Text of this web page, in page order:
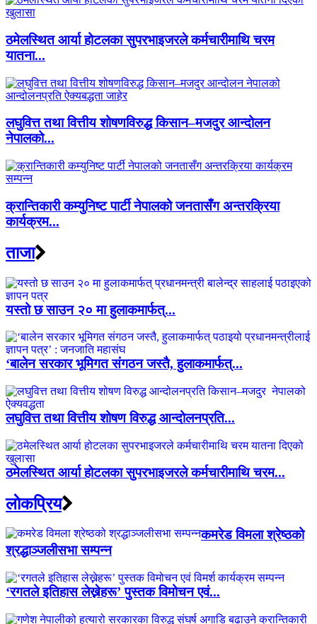
ठमेलस्थित आर्या होटलका सुपरभाइजरले कर्मचारीमाथि चरम
यातना...
लघुवित्त तथा वित्तीय शोषणविरुद्ध किसान–मजदुर आन्दोलन
नेपालको...
क्रान्तिकारी कम्युनिष्ट पार्टी नेपालको जनतासँग अन्तरक्रिया
कार्यक्रम...
ताजा
यस्तो छ साउन २० मा हुलाकमार्फत्...
‘बालेन सरकार भूमिगत संगठन जस्तै, हुलाकमार्फत्...
लघुवित्त तथा वित्तीय शोषण विरुद्ध आन्दोलनप्रति...
ठमेलस्थित आर्या होटलका सुपरभाइजरले कर्मचारीमाथि चरम...
लाेकप्रिय
कमरेड विमला श्रेष्ठको
श्रद्धाञ्जलीसभा सम्पन्न
‘रगतले इतिहास लेख्नेहरू’ पुस्तक विमोचन एवं...